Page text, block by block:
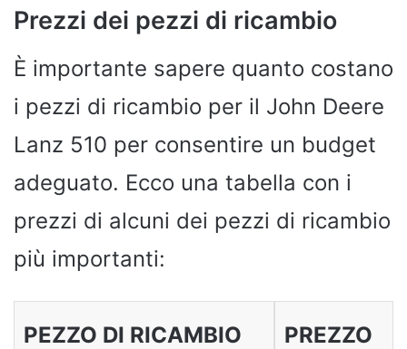
Prezzi dei pezzi di ricambio
È importante sapere quanto costano
i pezzi di ricambio per il John Deere
Lanz 510 per consentire un budget
adeguato. Ecco una tabella con i
prezzi di alcuni dei pezzi di ricambio
più importanti:
PEZZO DI RICAMBIO PREZZO